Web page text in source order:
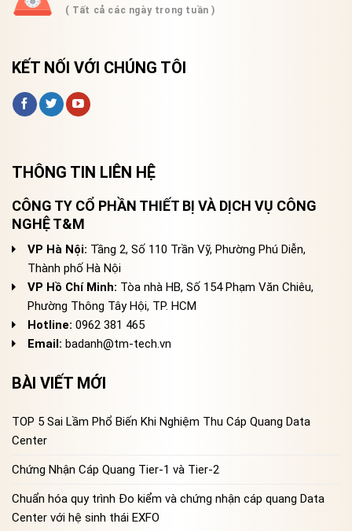
( Tất cả các ngày trong tuần )
KẾT NỐI VỚI CHÚNG TÔI
THÔNG TIN LIÊN HỆ
CÔNG TY CỔ PHẦN THIẾT BỊ VÀ DỊCH VỤ CÔNG
NGHỆ T&M
VP Hà Nội: Tầng 2, Số 110 Trần Vỹ, Phường Phú Diễn,
Thành phố Hà Nội
VP Hồ Chí Minh: Tòa nhà HB, Số 154 Phạm Văn Chiêu,
Phường Thông Tây Hội, TP. HCM
Hotline: 0962 381 465
Email: badanh@tm-tech.vn
BÀI VIẾT MỚI
TOP 5 Sai Lầm Phổ Biến Khi Nghiệm Thu Cáp Quang Data
Center
Chứng Nhận Cáp Quang Tier-1 và Tier-2
Chuẩn hóa quy trình Đo kiểm và chứng nhận cáp quang Data
Center với hệ sinh thái EXFO